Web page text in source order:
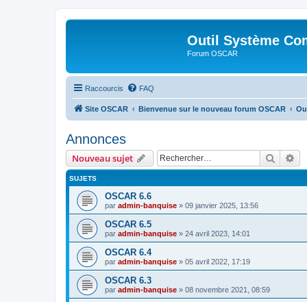
Outil Système
Forum OSCAR
Raccourcis FAQ
Site OSCAR Bienvenue sur le nouveau forum OSCAR
Annonces
Nouveau sujet
SUJETS
OSCAR 6.6
par admin-banquise » 09 janvier 2025, 13:56
OSCAR 6.5
par admin-banquise » 24 avril 2023, 14:01
OSCAR 6.4
par admin-banquise » 05 avril 2022, 17:19
OSCAR 6.3
par admin-banquise » 08 novembre 2021, 08:59